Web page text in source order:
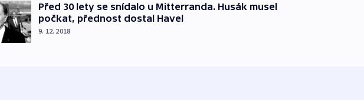
Před 30 lety se snídalo u Mitterranda. Husák musel
počkat, přednost dostal Havel
9. 12. 2018